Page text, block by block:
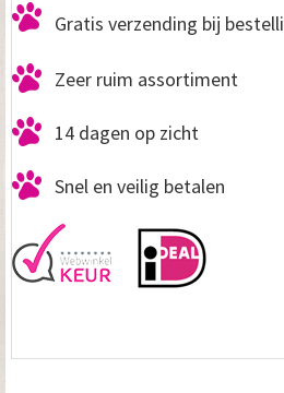
n
h
m
a
m
t
Gratis verzending bij
Zeer ruim assortiment
14 dagen op zicht
Snel en veilig betalen